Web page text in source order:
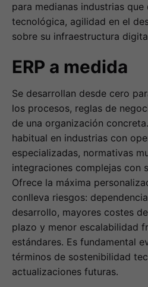
para medianas industrias que
tecnológica, agilidad en el
sobre su infraestructura
ERP a medida
Se desarrollan desde cero
los procesos, reglas de
de una organización
habitual en industrias con
especializadas, normativas
integraciones complejas con
Ofrece la máxima
conlleva riesgos:
desarrollo, mayores costes
plazo y menor escalabilidad
estándares. Es fundamental
términos de sostenibilidad
actualizaciones futuras.